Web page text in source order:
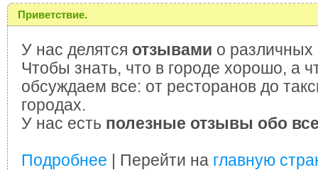
Приветствие.
У нас делятся отзывами о различных
Чтобы знать, что в городе хорошо, а
обсуждаем все: от ресторанов до
городах.
У нас есть полезные отзывы обо
Подробнее | Перейти на главную